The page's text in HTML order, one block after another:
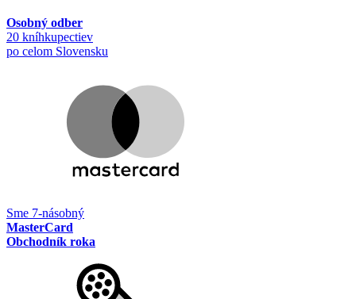
Osobný odber
20 kníhkupectiev
po celom Slovensku
Sme 7-násobný
MasterCard
Obchodník roka